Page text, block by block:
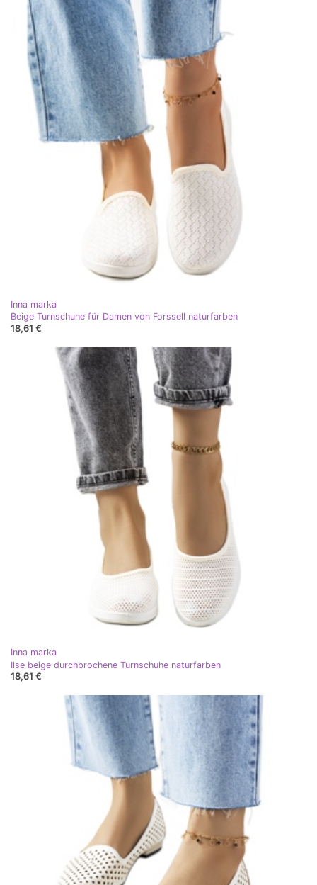
Inna marka
Beige Turnschuhe für Damen von Forssell naturfarben
18,61 €
Inna marka
Ilse beige durchbrochene Turnschuhe naturfarben
18,61 €